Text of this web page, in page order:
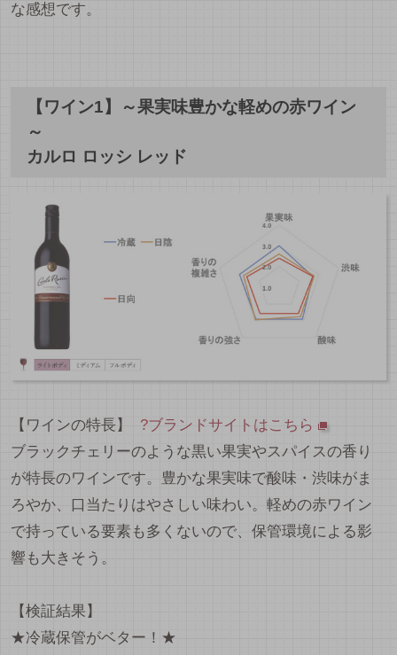
な感想です。
【ワイン1】～果実味豊かな軽めの赤ワイン
～
カルロ ロッシ レッド
【ワインの特長】 ?ブランドサイトはこちら
ブラックチェリーのような黒い果実やスパイスの香り
が特長のワインです。豊かな果実味で酸味・渋味がま
ろやか、口当たりはやさしい味わい。軽めの赤ワイン
で持っている要素も多くないので、保管環境による影
響も大きそう。
【検証結果】
★冷蔵保管がベター！★